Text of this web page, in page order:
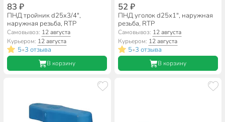
83 ₽
ПНД тройник d25х3/4",
наружная резьба, RTP
Самовывоз: 12 августа
Курьером: 12 августа
5•3 отзыва
В корзину
52 ₽
ПНД уголок d25х1", наружная
резьба, RTP
Самовывоз: 12 августа
Курьером: 12 августа
5•3 отзыва
В корзину